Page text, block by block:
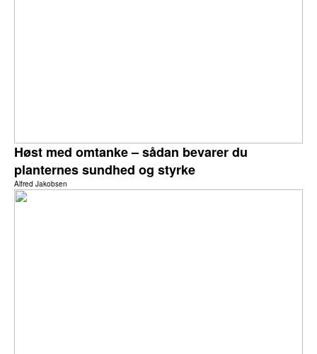
Høst med omtanke – sådan bevarer du
planternes sundhed og styrke
Alfred Jakobsen